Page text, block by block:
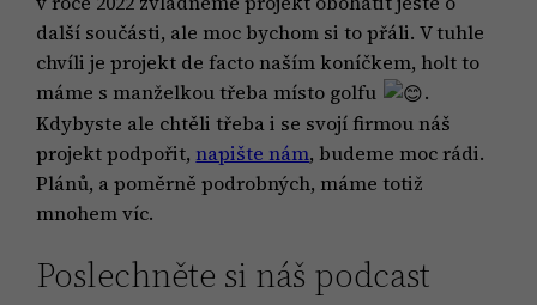
další součásti, ale moc bychom si to přáli. V tuhle
chvíli je projekt de facto naším koníčkem, holt to
máme s manželkou třeba místo golfu
.
Kdybyste ale chtěli třeba i se svojí firmou náš
projekt podpořit, napište nám, budeme moc rádi.
Plánů, a poměrně podrobných, máme totiž
mnohem víc.
Poslechněte si náš podcast